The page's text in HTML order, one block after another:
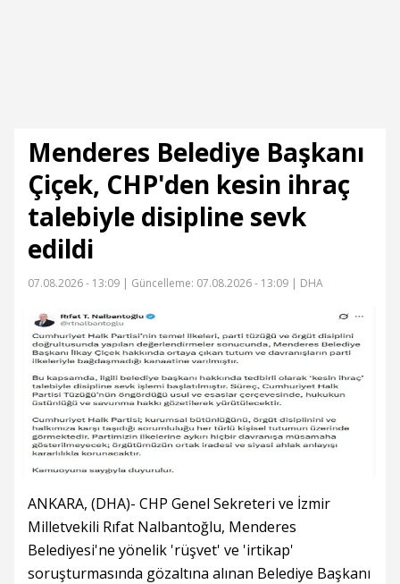
Menderes Belediye Başkanı
Çiçek, CHP'den kesin ihraç
talebiyle disipline sevk
edildi
07.08.2026 - 13:09 | Güncelleme: 07.08.2026 - 13:09 | DHA
ANKARA, (DHA)- CHP Genel Sekreteri ve İzmir
Milletvekili Rıfat Nalbantoğlu, Menderes
Belediyesi'ne yönelik 'rüşvet' ve 'irtikap'
soruşturmasında gözaltına alınan Belediye Başkanı